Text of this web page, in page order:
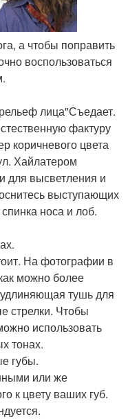
а чтобы поправить
воспользоваться
лица"Съедает.
фактуру
коричневого цвета
Хайлатером
для высветления и
выступающих
носа и лоб.
На фотографии в
можно более
тушь для
стрелки. Чтобы
использовать
тонах.
губы.
или же
к цвету ваших губ.